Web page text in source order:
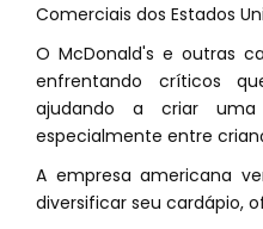
Comerciais dos Estados
O McDonald's e outras
enfrentando críticos
ajudando a criar uma
especialmente entre
A empresa americana
diversificar seu cardápio,